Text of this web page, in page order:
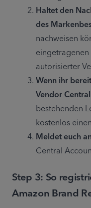
Haltet den
des
nachweisen
autorisierter
Wenn ihr
Vendor
bestehenden
kostenlos
Meldet euch an
Central
Step 3: So
Amazon Brand